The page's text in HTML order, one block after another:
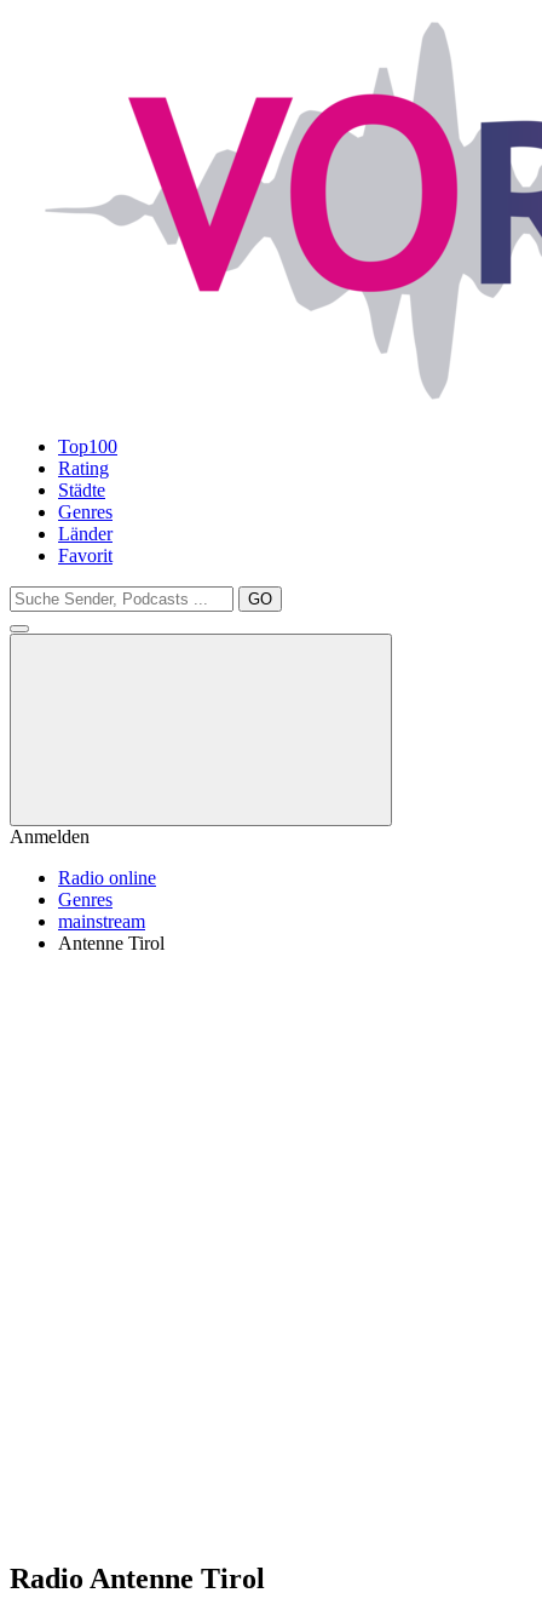
Top100
Rating
Städte
Genres
Länder
Favorit
GO
Anmelden
Radio online
Genres
mainstream
Antenne Tirol
Radio Antenne Tirol